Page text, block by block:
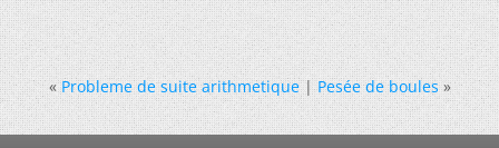
« Probleme de suite arithmetique|Pesée de boules »